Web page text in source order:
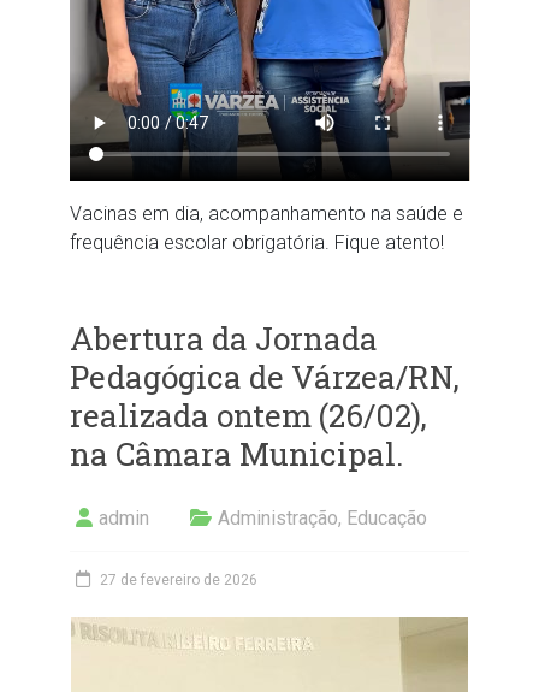
Vacinas em dia, acompanhamento na saúde e
frequência escolar obrigatória. Fique atento!
Abertura da Jornada
Pedagógica de Várzea/RN,
realizada ontem (26/02),
na Câmara Municipal.
admin Administração, Educação
27 de fevereiro de 2026